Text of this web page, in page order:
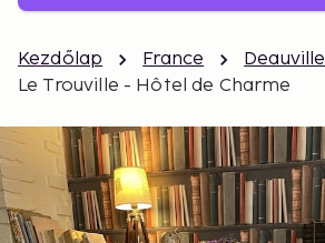
Kezdőlap France
Deauville
Le Trouville - Hôtel de Charme